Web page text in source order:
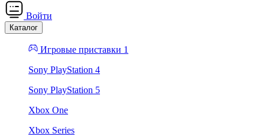
Войти
Каталог
Игровые приставки 1
Sony PlayStation 4
Sony PlayStation 5
Xbox One
Xbox Series